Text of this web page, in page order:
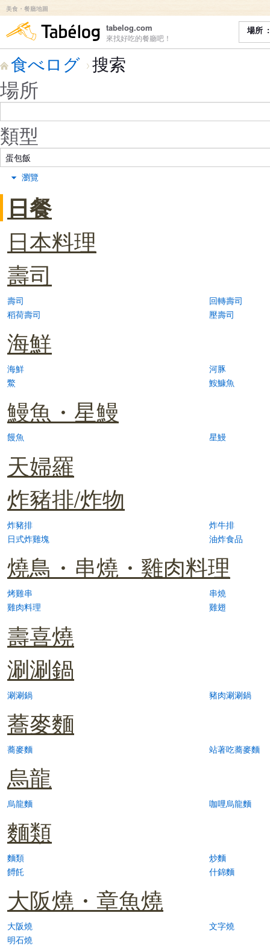
美食・餐廳地圖
食べログ
tabelog.com
來找好吃的餐廳吧！
場所
食べログ 搜索
場所
類型
瀏覽
日餐
日本料理
壽司
壽司
回轉壽司
稻荷壽司
壓壽司
海鮮
海鮮
河豚
鱉
鮟鱇魚
鰻魚・星鰻
饅魚 星鰻
天婦羅
炸豬排/炸物
炸豬排
炸牛排
日式炸雞塊
油炸食品
燒鳥・串燒・雞肉料理
烤雞串
串燒
雞肉料理
雞翅
壽喜燒
涮涮鍋
涮涮鍋 豬肉涮涮鍋
蕎麥麵
蕎麥麵 站著吃蕎麥麵
烏龍
烏龍麵 咖哩烏龍麵
麵類
麵類
炒麵
餺飥
什錦麵
大阪燒・章魚燒
大阪燒
文字燒
明石燒